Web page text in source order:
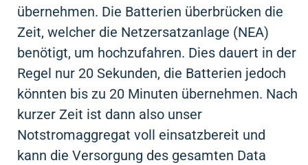
übernehmen. Die Batterien überbrücken die
Zeit, welcher die Netzersatzanlage (NEA)
benötigt, um hochzufahren. Dies dauert in der
Regel nur 20 Sekunden, die Batterien jedoch
könnten bis zu 20 Minuten übernehmen. Nach
kurzer Zeit ist dann also unser
Notstromaggregat voll einsatzbereit und
kann die Versorgung des gesamten Data